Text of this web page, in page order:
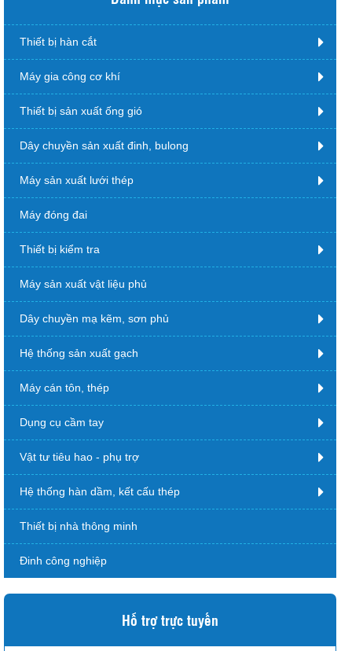
Thiết bị hàn cắt
Máy gia công cơ khí
Thiết bị sản xuất ống gió
Dây chuyền sản xuất đinh, bulong
Máy sản xuất lưới thép
Máy đóng đai
Thiết bị kiểm tra
Máy sản xuất vật liệu phủ
Dây chuyền mạ kẽm, sơn phủ
Hệ thống sản xuất gạch
Máy cán tôn, thép
Dụng cụ cầm tay
Vật tư tiêu hao - phụ trợ
Hệ thống hàn dầm, kết cấu thép
Thiết bị nhà thông minh
Đinh công nghiệp
Hỗ trợ trực tuyến